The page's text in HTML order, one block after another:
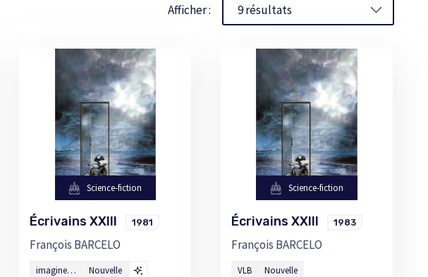
Afficher :
Science-fiction
Écrivains XXIII 1981
François BARCELO
imagine… Nouvelle
Science-fiction
Écrivains XXIII 1983
François BARCELO
VLB Nouvelle